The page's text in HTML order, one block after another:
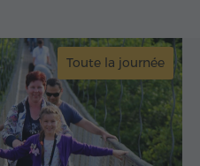
Toute la journée